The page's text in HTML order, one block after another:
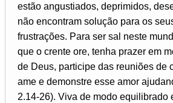
estão angustiados, deprimidos,
não encontram solução para os
frustrações. Para ser sal neste
que o crente ore, tenha prazer em
de Deus, participe das reuniões de
ame e demonstre esse amor
2.14-26). Viva de modo equilibrado